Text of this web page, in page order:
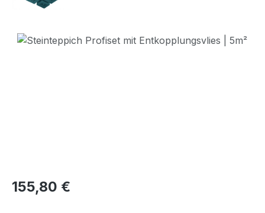
Bildergalerie überspringen
Regulärer Preis:
155,80 €